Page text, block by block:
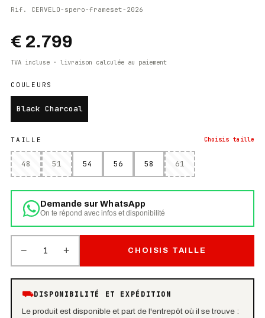
Rif. CERVELO-spero-frameset-2026
€ 2.799
TVA incluse · livraison calculée au paiement
COULEURS
Black Charcoal
TAILLE Choisis taille
48 51 54 56 58 61
Demande sur WhatsApp
On te répond avec infos et disponibilité
− 1 + CHOISIS TAILLE
⛟DISPONIBILITÉ ET EXPÉDITION
Le produit est disponible et part de l'entrepôt où il se trouve :